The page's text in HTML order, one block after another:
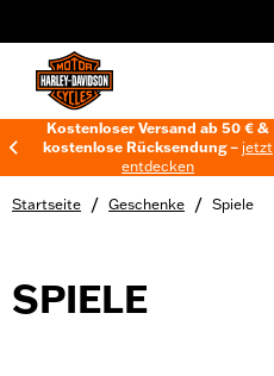
Kostenloser Versand ab 50 € &
kostenlose Rücksendung – jetzt
entdecken
Startseite / Geschenke / Spiele
SPIELE